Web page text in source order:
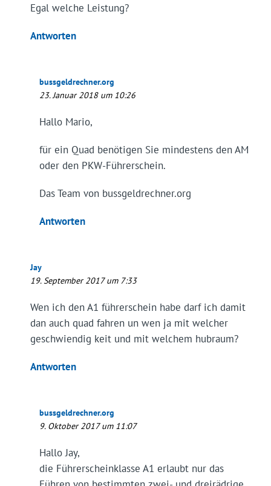
Egal welche Leistung?
Antworten
bussgeldrechner.org
23. Januar 2018 um 10:26
Hallo Mario,
für ein Quad benötigen Sie mindestens den AM
oder den PKW-Führerschein.
Das Team von bussgeldrechner.org
Antworten
Jay
19. September 2017 um 7:33
Wen ich den A1 führerschein habe darf ich damit
dan auch quad fahren un wen ja mit welcher
geschwiendig keit und mit welchem hubraum?
Antworten
bussgeldrechner.org
9. Oktober 2017 um 11:07
Hallo Jay,
die Führerscheinklasse A1 erlaubt nur das